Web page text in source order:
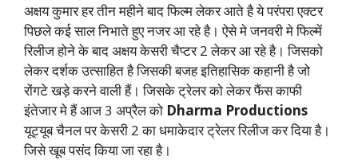
अक्षय कुमार हर तीन महीने बाद फिल्म लेकर आते है ये परंपरा एक्टर
पिछले कई साल निभाते हुए नजर आ रहे है। ऐसे मे जनवरी मे फिल्में
रिलीज होने के बाद अक्षय केसरी चैप्टर 2 लेकर आ रहे है। जिसको
लेकर दर्शक उत्साहित है जिसकी बजह इतिहासिक कहानी है जो
रोंगटे खड़े करने वाली हैं। जिसके ट्रेलर को लेकर फैंस काफी
इंतेजार मे हैं आज 3 अप्रैल को Dharma Productions
यूट्यूब चैनल पर केसरी 2 का धमाकेदार ट्रेलर रिलीज कर दिया है।
जिसे खूब पसंद किया जा रहा है।